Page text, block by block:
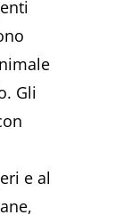
Gli
e al